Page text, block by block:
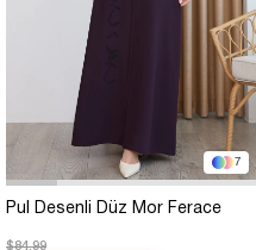
7
Pul Desenli Düz Mor Ferace
$84.99